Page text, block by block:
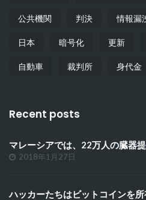
公共機関 判決 情報漏
日本 暗号化 更新
自動車 裁判所 身代金
Recent posts
マレーシアでは、22万人の臓器
2018年1月27日
ハッカーたちはビットコインを